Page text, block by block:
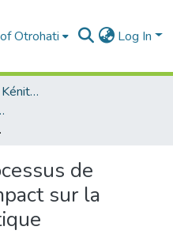
Otrohati Log In
Université Ibn Tofail - Kénitra
Gestion (CED - SJESG)
de
sur la